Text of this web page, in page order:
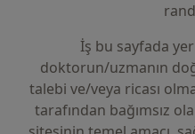
İş bu sayfada
doktorun/uzmanın
talebi ve/veya ricası
tarafından bağımsız